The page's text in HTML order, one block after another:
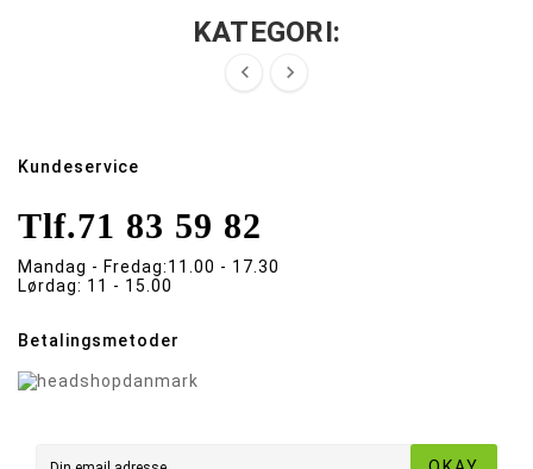
KATEGORI:
 
Kundeservice
Tlf.71 83 59 82
Mandag - Fredag:11.00 - 17.30
Lørdag: 11 - 15.00
Betalingsmetoder